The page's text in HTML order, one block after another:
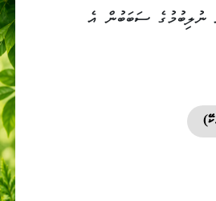
ނުލިބުމުގެ ސަބަބުން އެ